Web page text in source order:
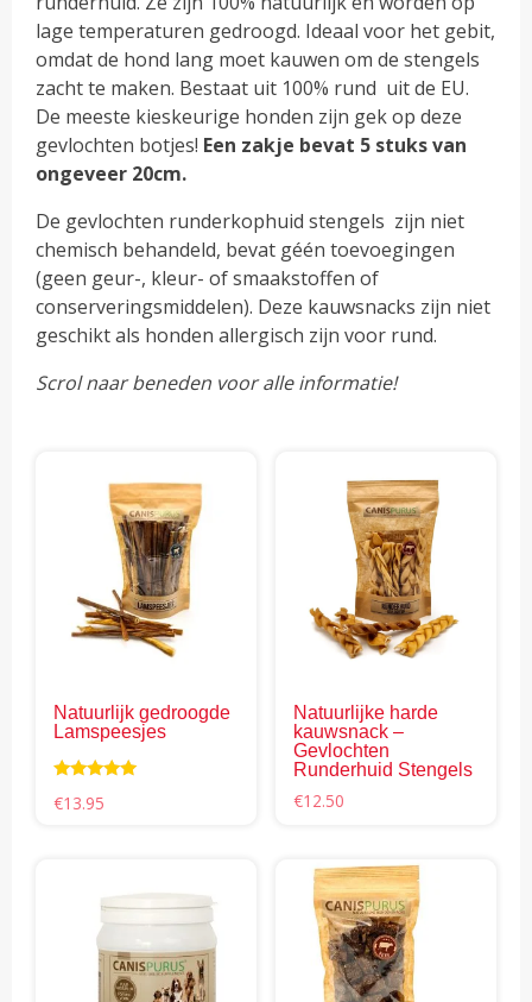
lage temperaturen gedroogd. Ideaal voor het gebit,
omdat de hond lang moet kauwen om de stengels
zacht te maken. Bestaat uit 100% rund uit de EU.
De meeste kieskeurige honden zijn gek op deze
gevlochten botjes! Een zakje bevat 5 stuks van
ongeveer 20cm.
De gevlochten runderkophuid stengels zijn niet
chemisch behandeld, bevat géén toevoegingen
(geen geur-, kleur- of smaakstoffen of
conserveringsmiddelen). Deze kauwsnacks zijn niet
geschikt als honden allergisch zijn voor rund.
Scrol naar beneden voor alle informatie!
Natuurlijk gedroogde
Lamspeesjes
5.00
€13.95
Natuurlijke harde
kauwsnack –
Gevlochten
Runderhuid Stengels
€12.50